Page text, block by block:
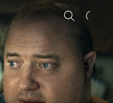
Sök